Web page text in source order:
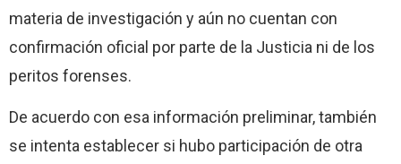
materia de investigación y aún no cuentan con
confirmación oficial por parte de la Justicia ni de los
peritos forenses.
De acuerdo con esa información preliminar, también
se intenta establecer si hubo participación de otra